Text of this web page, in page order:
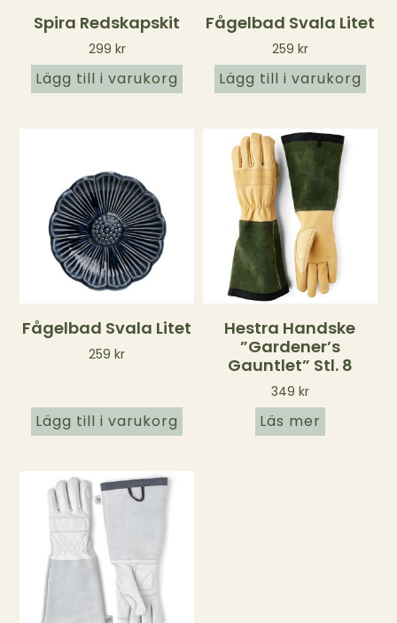
Spira Redskapskit
299 kr
Lägg till i varukorg
Fågelbad Svala Litet
259 kr
Lägg till i varukorg
Fågelbad Svala Litet
259kr
Lägg till i varukorg
Hestra Handske
”Gardener’s
Gauntlet” Stl. 8
349 kr
Läs mer